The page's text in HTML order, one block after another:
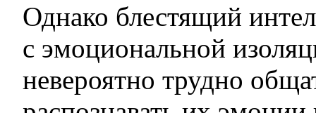
Однако блестящий
с эмоциональной
невероятно трудно